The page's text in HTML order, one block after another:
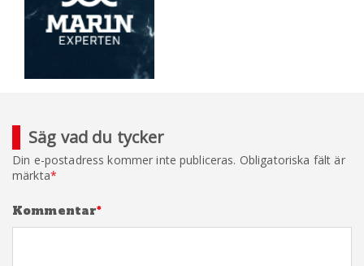
Säg vad du tycker
Din e-postadress kommer inte publiceras. Obligatoriska fält är
märkta*
Kommentar*